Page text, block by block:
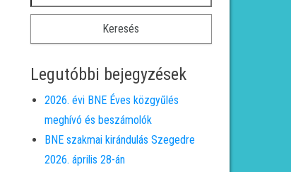
Legutóbbi bejegyzések
2026. évi BNE Éves közgyűlés
meghívó és beszámolók
BNE szakmai kirándulás Szegedre
2026. április 28-án